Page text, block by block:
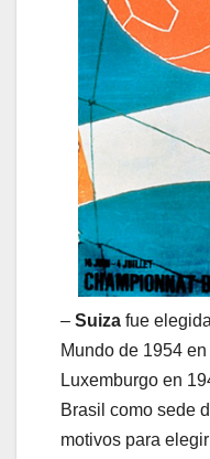
– Suiza fue
Mundo de 1954
Luxemburgo en
Brasil como sede
motivos para